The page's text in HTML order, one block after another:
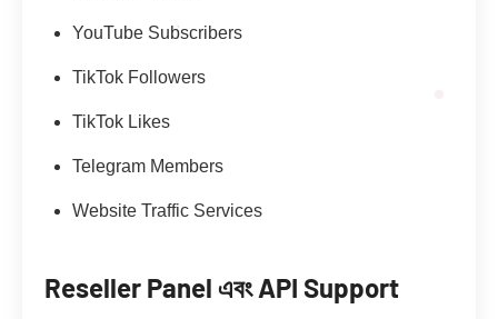
YouTube Subscribers
TikTok Followers
TikTok Likes
Telegram Members
Website Traffic Services
Reseller Panel এবং API Support